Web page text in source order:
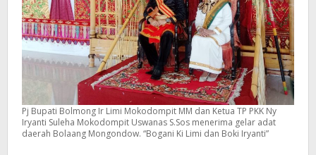
Pj Bupati Bolmong Ir Limi Mokodompit MM dan Ketua TP PKK Ny
Iryanti Suleha Mokodompit Uswanas S.Sos menerima gelar adat
daerah Bolaang Mongondow. “Bogani Ki Limi dan Boki Iryanti”